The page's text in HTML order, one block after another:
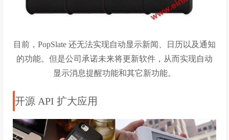
目前，PopSlate 还无法实现自动显示新闻、日历以及通知
的功能。但是公司承诺未来将更新软件，从而实现自动
显示消息提醒功能和其它新功能。
开源 API 扩大应用